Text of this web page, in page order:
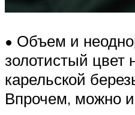
• Объем и
золотистый цвет
карельской
Впрочем, можно